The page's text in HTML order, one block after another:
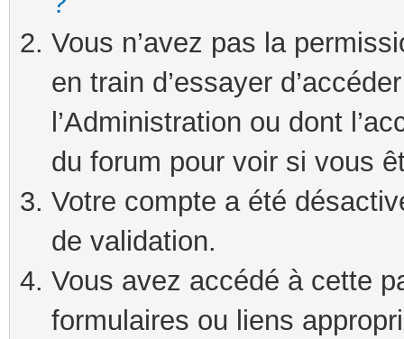
Vous n’avez pas la
en train d’essayer
l’Administration ou dont
du forum pour voir si vous
Votre compte a été
de validation.
Vous avez accédé à cette
formulaires ou liens